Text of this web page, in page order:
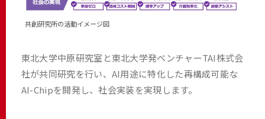
共創研究所の活動イメージ図
東北大学中原研究室と東北大学発ベンチャーTAI株式会
社が共同研究を行い、AI用途に特化した再構成可能な
AI-Chipを開発し、社会実装を実現します。